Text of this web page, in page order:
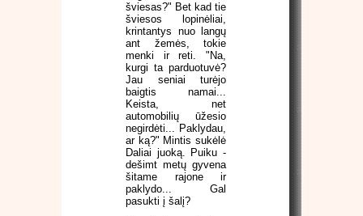
šviesas?" Bet kad tie
šviesos lopinėliai,
krintantys nuo langų
ant žemės, tokie
menki ir reti. "Na,
kurgi ta parduotuvė?
Jau seniai turėjo
baigtis namai...
Keista, net
automobilių ūžesio
negirdėti... Paklydau,
ar ką?" Mintis sukėlė
Daliai juoką. Puiku -
dešimt metų gyvena
šitame rajone ir
paklydo... Gal
pasukti į šalį?